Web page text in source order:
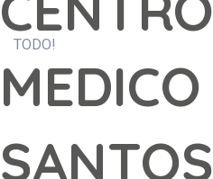
MEDICO
SANTOS